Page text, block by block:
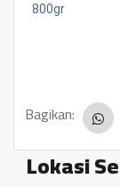
800gr
Bagikan:
Lokasi